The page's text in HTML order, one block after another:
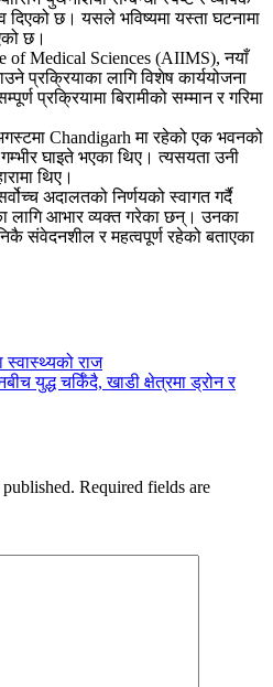
दिएको छ। यसले भविष्यमा यस्ता घटनामा
छ।
Medical Sciences (AIIMS), नयाँ
प्रक्रियाका लागि विशेष कार्ययोजना
प्रक्रियामा बिरामीको सम्मान र गरिमा
Chandigarh मा रहेको एक भवनको
घाइते भएका थिए। त्यसयता उनी
थिए।
अदालतको निर्णयको स्वागत गर्दै
लागि आभार व्यक्त गरेका छन्। उनका
संवेदनशील र महत्वपूर्ण रहेको बताएका
स्वास्थ्यको राज
युद्ध चर्किँदै, खाडी क्षेत्रमा ड्रोन र
Required fields are